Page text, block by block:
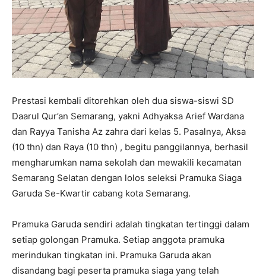
Prestasi kembali ditorehkan oleh dua siswa-siswi SD
Daarul Qur’an Semarang, yakni Adhyaksa Arief Wardana
dan Rayya Tanisha Az zahra dari kelas 5. Pasalnya, Aksa
(10 thn) dan Raya (10 thn) , begitu panggilannya, berhasil
mengharumkan nama sekolah dan mewakili kecamatan
Semarang Selatan dengan lolos seleksi Pramuka Siaga
Garuda Se-Kwartir cabang kota Semarang.
Pramuka Garuda sendiri adalah tingkatan tertinggi dalam
setiap golongan Pramuka. Setiap anggota pramuka
merindukan tingkatan ini. Pramuka Garuda akan
disandang bagi peserta pramuka siaga yang telah